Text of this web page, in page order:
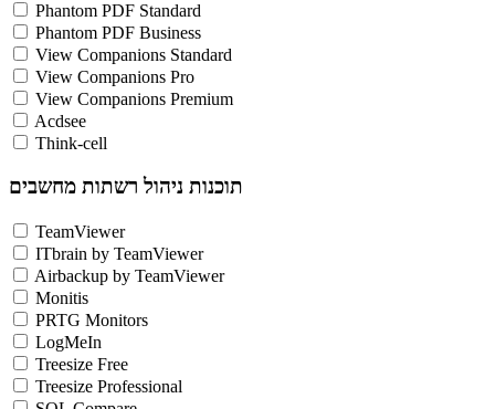
Phantom PDF Standard
Phantom PDF Business
View Companions Standard
View Companions Pro
View Companions Premium
Acdsee
Think-cell
תוכנות ניהול רשתות מחשבים
TeamViewer
ITbrain by TeamViewer
Airbackup by TeamViewer
Monitis
PRTG Monitors
LogMeIn
Treesize Free
Treesize Professional